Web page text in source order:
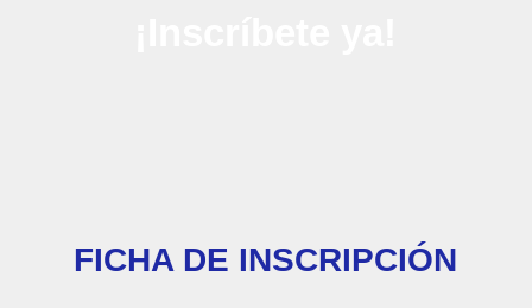
FICHA DE INSCRIPCIÓN